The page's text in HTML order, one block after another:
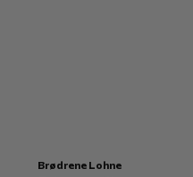
Brødrene Lohne